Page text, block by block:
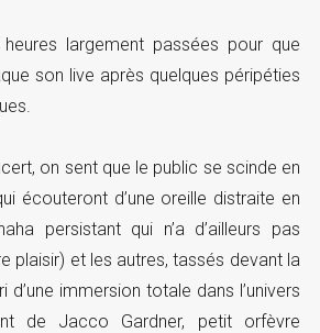
largement passées pour que
son live après quelques péripéties
on sent que le public se scinde en
écouteront d’une oreille distraite en
persistant qui n’a d’ailleurs pas
plaisir) et les autres, tassés devant la
d’une immersion totale dans l’univers
de Jacco Gardner, petit orfèvre